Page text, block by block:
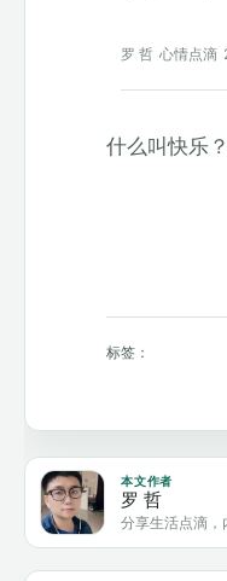
罗 哲 心情点滴
什么叫快乐
标签：
本文作者
罗 哲
分享生活点滴